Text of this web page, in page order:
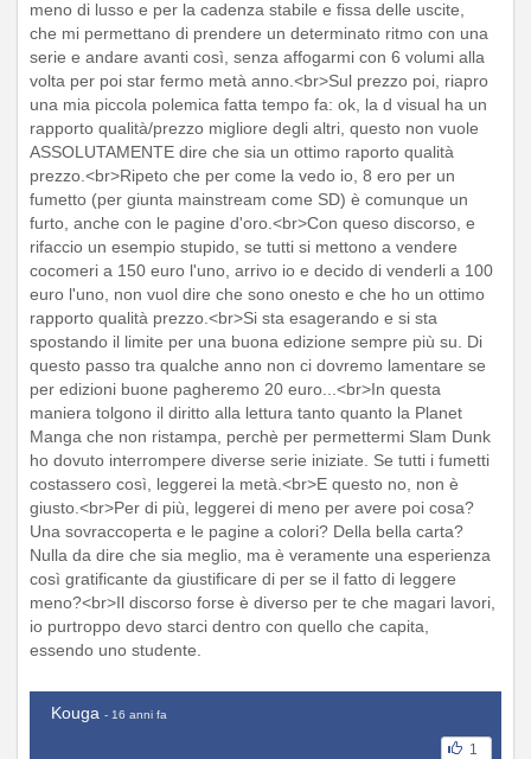
meno di lusso e per la cadenza stabile e fissa delle uscite,
che mi permettano di prendere un determinato ritmo con una
serie e andare avanti così, senza affogarmi con 6 volumi alla
volta per poi star fermo metà anno.<br>Sul prezzo poi, riapro
una mia piccola polemica fatta tempo fa: ok, la d visual ha un
rapporto qualità/prezzo migliore degli altri, questo non vuole
ASSOLUTAMENTE dire che sia un ottimo raporto qualità
prezzo.<br>Ripeto che per come la vedo io, 8 ero per un
fumetto (per giunta mainstream come SD) è comunque un
furto, anche con le pagine d'oro.<br>Con queso discorso, e
rifaccio un esempio stupido, se tutti si mettono a vendere
cocomeri a 150 euro l'uno, arrivo io e decido di venderli a 100
euro l'uno, non vuol dire che sono onesto e che ho un ottimo
rapporto qualità prezzo.<br>Si sta esagerando e si sta
spostando il limite per una buona edizione sempre più su. Di
questo passo tra qualche anno non ci dovremo lamentare se
per edizioni buone pagheremo 20 euro...<br>In questa
maniera tolgono il diritto alla lettura tanto quanto la Planet
Manga che non ristampa, perchè per permettermi Slam Dunk
ho dovuto interrompere diverse serie iniziate. Se tutti i fumetti
costassero così, leggerei la metà.<br>E questo no, non è
giusto.<br>Per di più, leggerei di meno per avere poi cosa?
Una sovraccoperta e le pagine a colori? Della bella carta?
Nulla da dire che sia meglio, ma è veramente una esperienza
così gratificante da giustificare di per se il fatto di leggere
meno?<br>Il discorso forse è diverso per te che magari lavori,
io purtroppo devo starci dentro con quello che capita,
essendo uno studente.
Kouga - 16 anni fa
1